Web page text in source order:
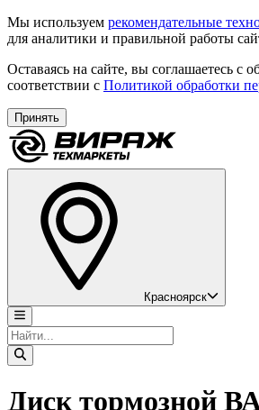
Мы используем рекомендательные
для аналитики и правильной работы
Оставаясь на сайте, вы соглашаетесь с
соответствии с Политикой обработки
Принять
Красноярск
Диск тормозной